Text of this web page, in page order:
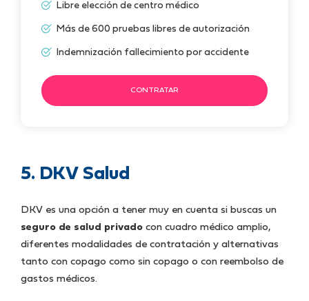
Libre elección de centro médico
Más de 600 pruebas libres de autorización
Indemnización fallecimiento por accidente
CONTRATAR
5. DKV Salud
DKV es una opción a tener muy en cuenta si buscas un
seguro de salud privado con cuadro médico amplio,
diferentes modalidades de contratación y alternativas
tanto con copago como sin copago o con reembolso de
gastos médicos.